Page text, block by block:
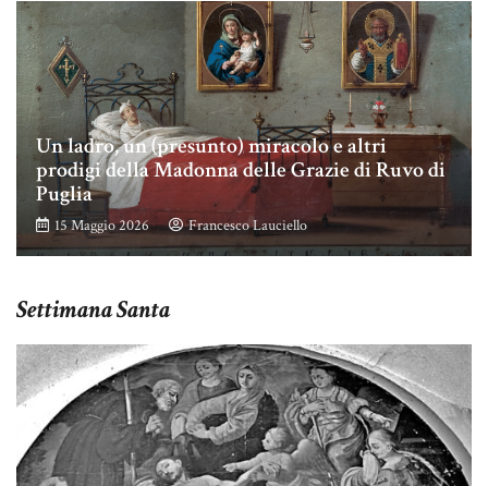
Un ladro, un (presunto) miracolo e altri
prodigi della Madonna delle Grazie di Ruvo di
Puglia
15 Maggio 2026 Francesco Lauciello
Settimana Santa